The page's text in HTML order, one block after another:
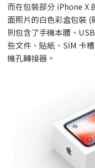
而在包裝部分 iPhone X
面照片的白色彩盒包裝
則包含了手機本體、
些文件、貼紙、SIM 卡
機孔轉接器。